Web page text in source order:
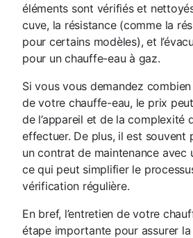
éléments sont vérifiés et
cuve, la résistance (comme la
pour certains modèles), et
pour un chauffe-eau à gaz.
Si vous vous demandez combien
de votre chauffe-eau, le prix
de l’appareil et de la complexité
effectuer. De plus, il est souvent
un contrat de maintenance avec
ce qui peut simplifier le
vérification régulière.
En bref, l’entretien de votre
étape importante pour assurer la